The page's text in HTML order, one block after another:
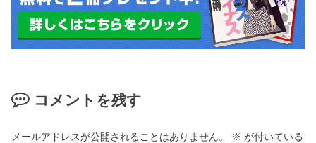
コメントを残す
メールアドレスが公開されることはありません。 ※ が付いている